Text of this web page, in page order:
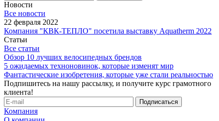
Новости
Все новости
22 февраля 2022
Компания "КВК-ТЕПЛО" посетила выставку Aquatherm 2022
Статьи
Все статьи
Обзор 10 лучших велосипедных брендов
5 ожидаемых техноновинок, которые изменят мир
Фантастические изобретения, которые уже стали реальностью
Подпишитесь на нашу рассылку, и получите курс грамотного
клиента!
Компания